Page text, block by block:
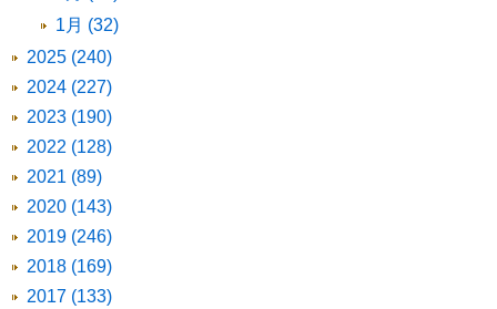
1月 (32)
2025 (240)
2024 (227)
2023 (190)
2022 (128)
2021 (89)
2020 (143)
2019 (246)
2018 (169)
2017 (133)